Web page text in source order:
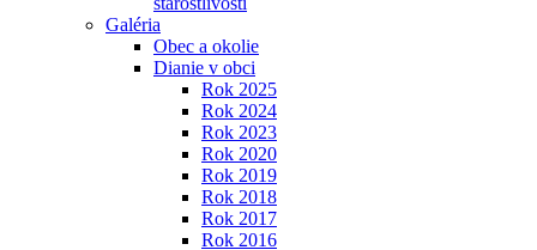
Galéria
Obec a okolie
Dianie v obci
Rok 2025
Rok 2024
Rok 2023
Rok 2020
Rok 2019
Rok 2018
Rok 2017
Rok 2016